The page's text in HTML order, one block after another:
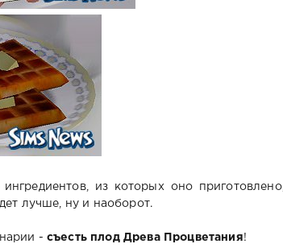
из которых оно приготовлено,
лучше, ну и наоборот.
- съесть плод Древа Процветания!